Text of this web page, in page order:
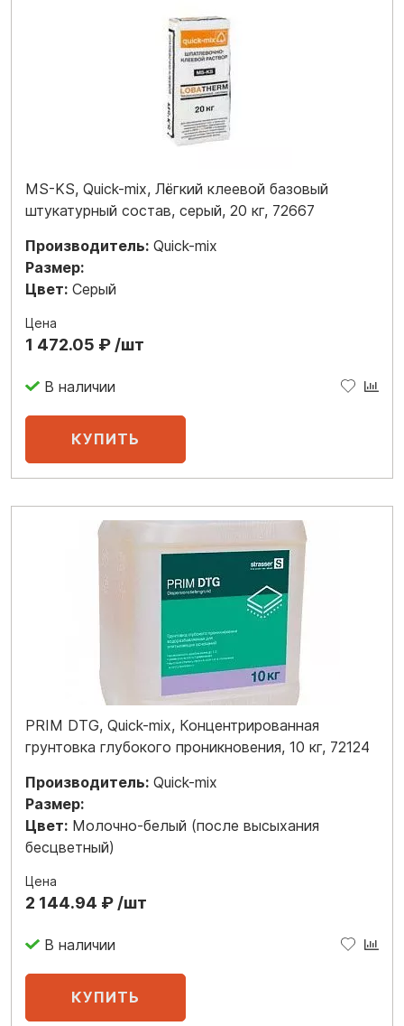
MS-KS, Quick-mix, Лёгкий клеевой базовый
штукатурный состав, серый, 20 кг, 72667
Производитель: Quick-mix
Размер:
Цвет: Серый
Цена
1 472.05 ₽ /шт
В наличии
PRIM DTG, Quick-mix, Концентрированная
грунтовка глубокого проникновения, 10 кг, 72124
Производитель: Quick-mix
Размер:
Цвет: Молочно-белый (после высыхания
бесцветный)
Цена
2 144.94 ₽ /шт
В наличии